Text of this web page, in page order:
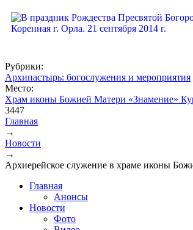
Рубрики:
Архипастырь: богослужения и мероприятия
Место:
Храм иконы Божией Матери «Знамение»
3447
Вы здесь
Главная
→
Новости
→
Архиерейское служение в храме иконы
Главная
Анонсы
Новости
Фото